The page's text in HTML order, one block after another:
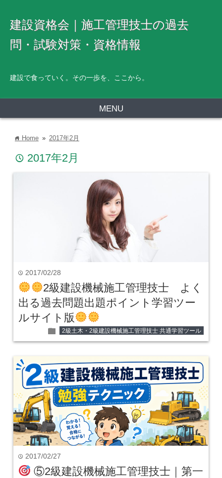
建設資格会｜施工管理技士の過去
問・試験対策・資格情報
建設で食っていく。その一歩を、ここから。
MENU
home Home » 2017年2月
time 2017年2月
time 2017/02/28
2級建設機械施工管理技士 よく
出る過去問題出題ポイント学習ツー
ルサイト版
folder 2級土木・2級建設機械施工管理技士 共通学習ツール
time 2017/02/27
⑤2級建設機械施工管理技士｜第一